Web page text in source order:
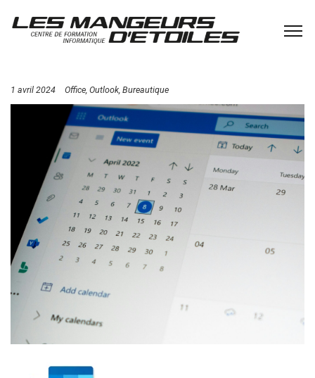
1 avril 2024 Office Outlook Bureautique